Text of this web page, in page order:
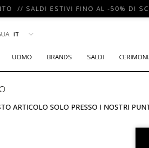
// SALDI ESTIVI FINO AL -50% DI
UOMO BRANDS SALDI
ARTICOLO SOLO PRESSO I NOSTRI